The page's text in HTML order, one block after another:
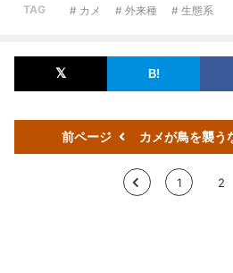
TAG # カメ # 外来種 # 生態系
前ページ カメが鳥を襲う
< 1 2